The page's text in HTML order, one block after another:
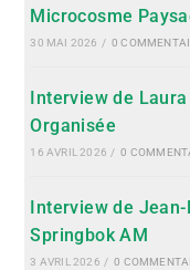
Microcosme
30 MAI 2026 / 0
Interview de
Organisée
16 AVRIL 2026 / 0
Interview de
Springbok AM
3 AVRIL 2026 / 0